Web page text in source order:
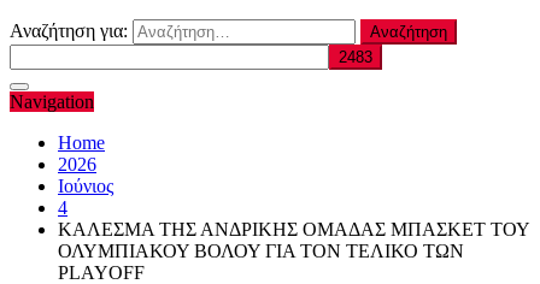
Αναζήτηση για:
Navigation
Home
2026
Ιούνιος
4
ΚΑΛΕΣΜΑ ΤΗΣ ΑΝΔΡΙΚΗΣ ΟΜΑΔΑΣ ΜΠΑΣΚΕΤ ΤΟΥ
ΟΛΥΜΠΙΑΚΟΥ ΒΟΛΟΥ ΓΙΑ ΤΟΝ ΤΕΛΙΚΟ ΤΩΝ
PLAYOFF